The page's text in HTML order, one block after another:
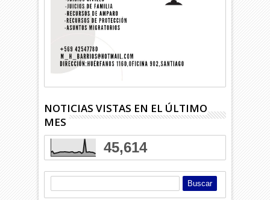
NOTICIAS VISTAS EN EL ÚLTIMO
MES
45,614